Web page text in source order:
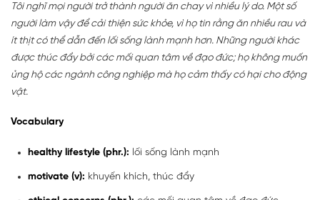
Tôi nghĩ mọi người trở thành người ăn chay vì nhiều lý do. Một số
người làm vậy để cải thiện sức khỏe, vì họ tin rằng ăn nhiều rau và
ít thịt có thể dẫn đến lối sống lành mạnh hơn. Những người khác
được thúc đẩy bởi các mối quan tâm về đạo đức; họ không muốn
ủng hộ các ngành công nghiệp mà họ cảm thấy có hại cho động
vật.
Vocabulary
healthy lifestyle (phr.): lối sống lành mạnh
motivate (v): khuyến khích, thúc đẩy